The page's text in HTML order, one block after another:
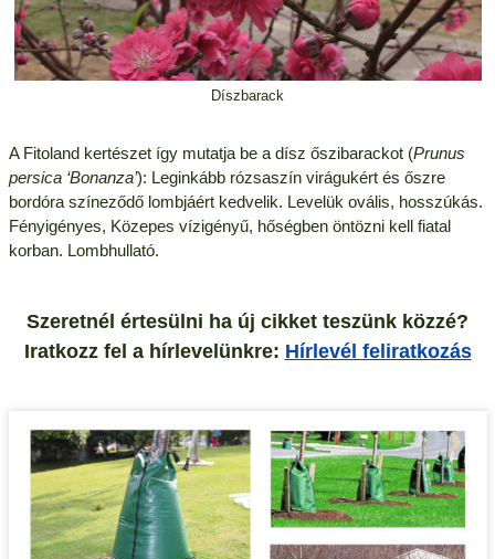
Díszbarack
A Fitoland kertészet így mutatja be a dísz őszibarackot (Prunus
persica ‘Bonanza’): Leginkább rózsaszín virágukért és őszre
bordóra színeződő lombjáért kedvelik. Levelük ovális, hosszúkás.
Fényigényes, Közepes vízigényű, hőségben öntözni kell fiatal
korban. Lombhullató.
Szeretnél értesülni ha új cikket teszünk közzé?
Iratkozz fel a hírlevelünkre: Hírlevél feliratkozás